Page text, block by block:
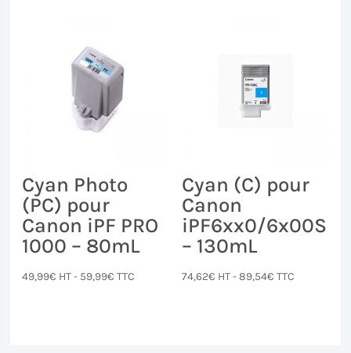
Cyan Photo
(PC) pour
Canon iPF PRO
1000 – 80mL
49,99€ HT - 59,99€ TTC
Cyan (C) pour
Canon
iPF6xx0/6x00S
– 130mL
74,62€ HT -89,54€ TTC